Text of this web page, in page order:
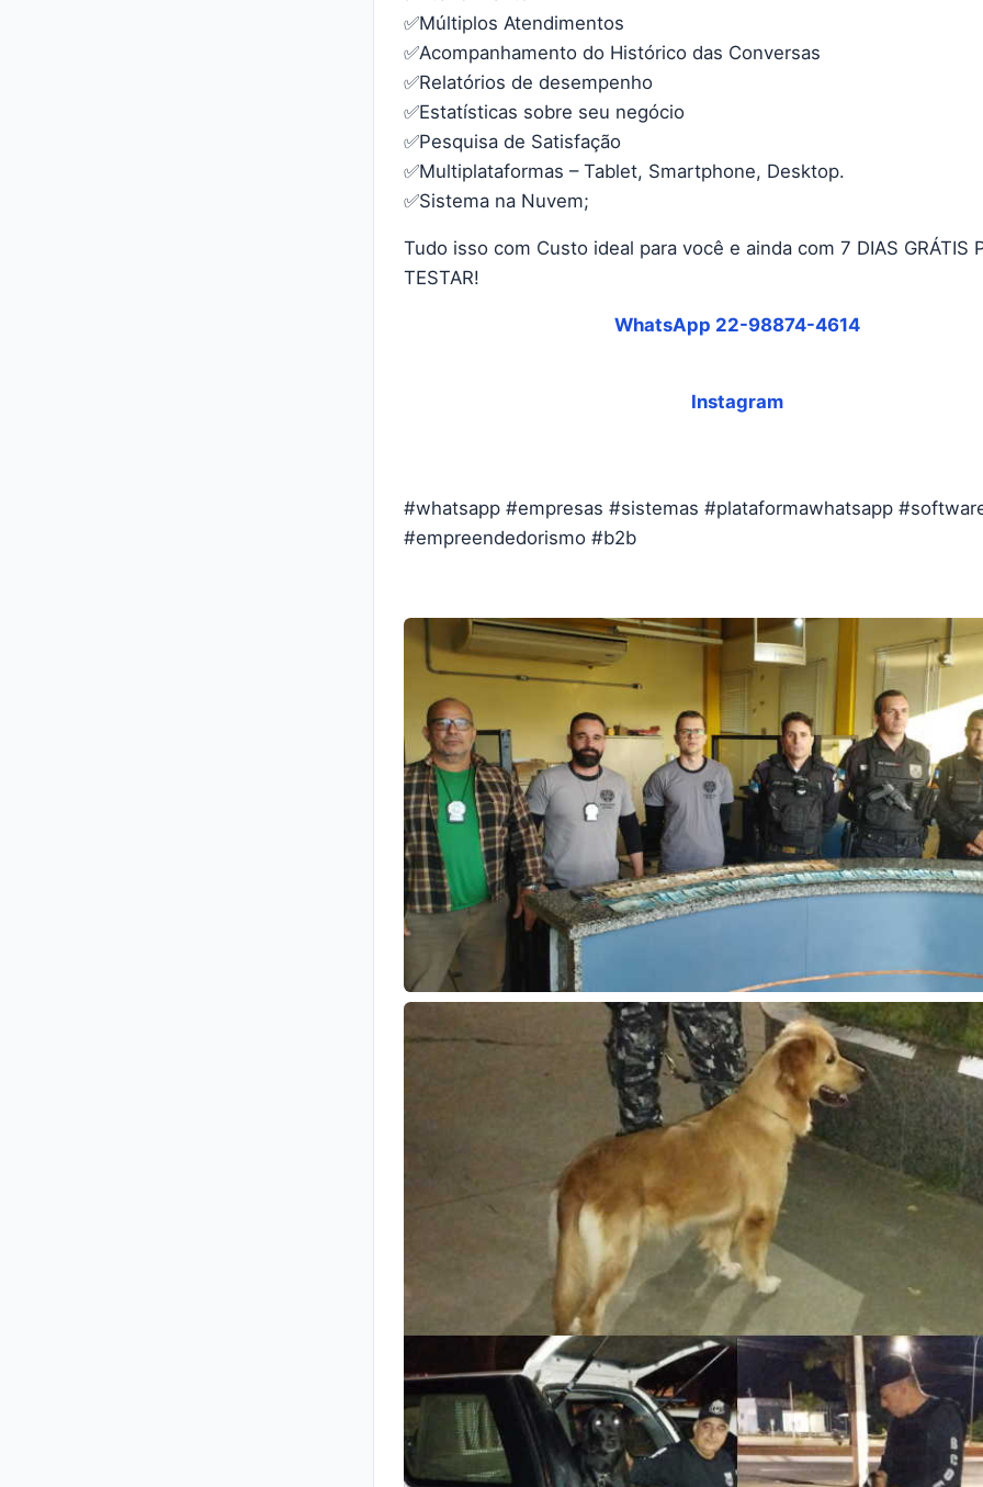
✅Múltiplos Atendimentos
✅Acompanhamento do Histórico das Conversas
✅Relatórios de desempenho
✅Estatísticas sobre seu negócio
✅Pesquisa de Satisfação
✅Multiplataformas – Tablet, Smartphone, Desktop.
✅Sistema na Nuvem;
Tudo isso com Custo ideal para você e ainda com 7 DIAS GRÁTIS
TESTAR!
WhatsApp 22-98874-4614
Instagram
#whatsapp #empresas #sistemas #plataformawhatsapp
#empreendedorismo #b2b